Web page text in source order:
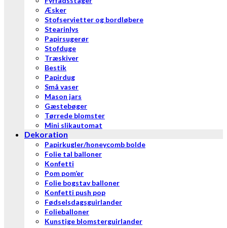
Æsker
Stofservietter og bordløbere
Stearinlys
Papirsugerør
Stofduge
Træskiver
Bestik
Papirdug
Små vaser
Mason jars
Gæstebøger
Tørrede blomster
Mini slikautomat
Dekoration
Papirkugler/honeycomb bolde
Folie tal balloner
Konfetti
Pom pom’er
Folie bogstav balloner
Konfetti push pop
Fødselsdagsguirlander
Folieballoner
Kunstige blomsterguirlander